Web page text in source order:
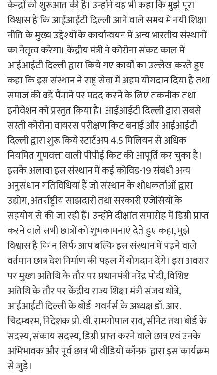
केन्द्रों की शुरूआत की है। उन्होंने यह भी कहा कि मुझे पूरा
विश्वास है कि आईआईटी दिल्ली आने वाले समय में नयी शिक्षा
नीति के मुख्य उद्देश्यों के कार्यान्वयन में अन्य भारतीय संस्थानों
का नेतृत्व करेगा। केंद्रीय मंत्री ने कोरोना संकट काल में
आईआईटी दिल्ली द्वारा किये गए कार्यों का उल्लेख करते हुए
कहा कि इस संस्थान ने राष्ट्र सेवा में अहम योगदान दिया है तथा
समाज की बड़े पैमाने पर मदद करने के लिए तकनीक तथा
इनोवेशन को प्रस्तुत किया है। आईआईटी दिल्ली द्वारा सबसे
सस्ती कोरोना वायरस परीक्षण किट बनाई और आईआईटी
दिल्ली द्वारा शुरू किये स्टार्टअप 4.5 मिलियन से अधिक
नियमित गुणवत्ता वाली पीपीई किट की आपूर्ति कर चुका है।
इसके अलावा इस संस्थान में कई कोविड-19 संबंधी अन्य
अनुसंधान गतिविधियां हैं जो संस्थान के शोधकर्ताओं द्वारा
उद्योग, अंतर्राष्ट्रीय साझदारों तथा सरकारी एजेंसियों के
सहयोग से की जा रही हैं। उन्होंने दीक्षांत समारोह में डिग्री प्राप्त
करने वाले सभी छात्रों को शुभकामनाएं देते हुए कहा, मुझे
विश्वास है कि न सिर्फ आप बल्कि इस संस्थान में पढ़ने वाले
वर्तमान छात्र देश निर्माण की पहल में योगदान देंगे। इस अवसर
पर मुख्य अतिथि के तौर पर प्रधानमंत्री नरेंद्र मोदी, विशिष्ट
अतिथि के तौर पर केंद्रीय राज्य शिक्षा मंत्री संजय धोत्रे,
आईआईटी दिल्ली के बोर्ड गवर्नर्स के अध्यक्ष डॉ. आर.
चिदम्बरम, निदेशक प्रो. वी. रामगोपाल राव, सीनेट तथा बोर्ड के
सदस्य­, संकाय सदस्य, डिग्री प्राप्त करने वाले छात्र एवं उनके
अभिभावक और पूर्व छात्र भी वीडियो कॉन्फ्र द्वारा इस कार्यक्रम
से जुड़े।